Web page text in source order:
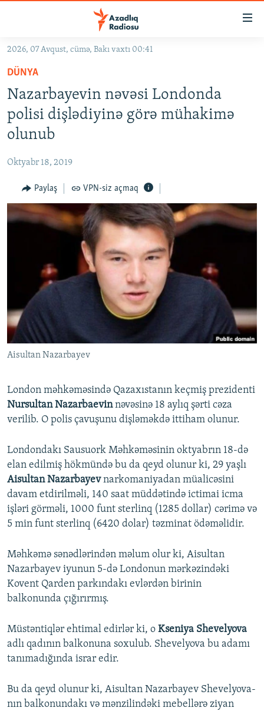
Əsas
qayıt
Əsas
naviqasiyaya
qayıt
Axtarışa
KORRUPSIOMETR
#ƏSLINDƏ
QANUNI DOĞRU
ARAŞDIRMA
MULTIMEDIA
İNFOQRAFIKA
KARIKATURA
RADIO ARXIV
AZƏRBAYCAN ƏDƏBIYYATI KITABXANASI
İSLAM VƏ DEMOKRATIYA
İZ - MƏDƏNIYYƏT PROQRAMI
MISSIYAMIZ
PEŞƏ ETIKASI VƏ JURNALISTIKA STANDARTLARIMIZ
MATERIALLARIMIZDAN ISTIFADƏ
AZADLIQRADIOSU MOBIL TELEFONUNUZDA
BIZIMLƏ ƏLAQƏ
BIZI IZLƏ
RFE/RL-in bütün saytları
2026, 07 Avqust, cümə, Bakı vaxtı 00:41
DÜNYA
Nazarbayevin nəvəsi Londonda
polisi dişlədiyinə görə mühakimə
olunub
Oktyabr 18, 2019
Paylaş VPN-siz açmaq
Aisultan Nazarbayev
London məhkəməsində Qazaxıstanın keçmiş prezidenti
Nursultan Nazarbaevinnəvəsinə 18 aylıq şərti cəza
verilib. O polis çavuşunu dişləməkdə ittiham olunur.
Londondakı Sausuork Məhkəməsinin oktyabrın 18-də
elan edilmiş hökmündə bu da qeyd olunur ki, 29 yaşlı
Aisultan Nazarbayevnarkomaniyadan müalicəsini
davam etdirilməli, 140 saat müddətində ictimai icma
işləri görməli, 1000 funt sterlinq (1285 dollar) cərimə və
5 min funt sterlinq (6420 dolar) təzminat ödəməlidir.
Məhkəmə sənədlərindən məlum olur ki, Aisultan
Nazarbayev iyunun 5-də Londonun mərkəzindəki
Kovent Qarden parkındakı evlərdən birinin
balkonunda çığırırmış.
Müstəntiqlər ehtimal edirlər ki, o Kseniya Shevelyova
adlı qadının balkonuna soxulub. Shevelyova bu adamı
tanımadığında israr edir.
Bu da qeyd olunur ki, Aisultan Nazarbayev Shevelyova-
nın balkonundakı və mənzilindəki mebellərə ziyan